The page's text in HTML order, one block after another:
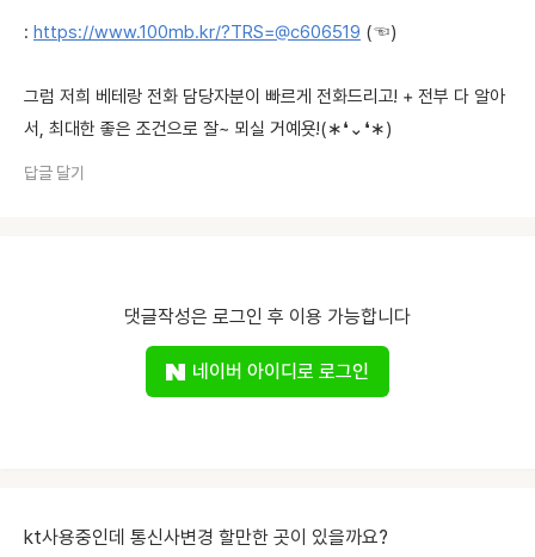
: https://www.100mb.kr/?TRS=@c606519 (☜)
그럼 저희 베테랑 전화 담당자분이 빠르게 전화드리고! + 전부 다 알아
서, 최대한 좋은 조건으로 잘~ 뫼실 거예욧!(∗❛⌄❛∗)
답글 달기
댓글작성은 로그인 후 이용 가능합니다
네이버 아이디로 로그인
kt사용중인데 통신사변경 할만한 곳이 있을까요?